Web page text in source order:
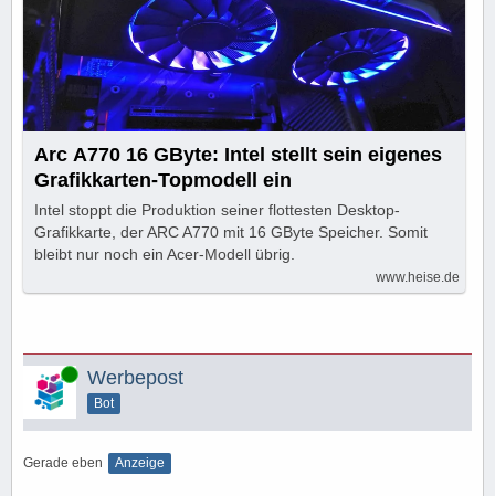
Arc A770 16 GByte: Intel stellt sein eigenes
Grafikkarten-Topmodell ein
Intel stoppt die Produktion seiner flottesten Desktop-
Grafikkarte, der ARC A770 mit 16 GByte Speicher. Somit
bleibt nur noch ein Acer-Modell übrig.
www.heise.de
Online Werbepost
Bot
Gerade eben Anzeige